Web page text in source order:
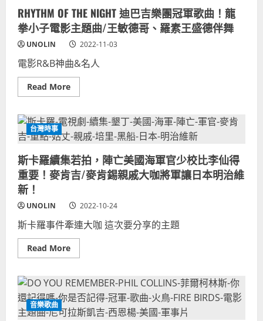
突
國
軍
官
將
死
犧
牲
軍
量
清
單！
洛
《昨
夜
情
深》
影
主
題
曲
IF
A
HEART
神
曲,
約
翰
威
特
歌
曲
RHYTHM OF THE NIGHT 迪巴吉樂團冠軍歌曲！龍
拳小子電影主題曲/王敏德哥、羅素王盛德伴舞
UNOLIN 2022-11-03
電影R&B神曲&名人
Read MoreRead
more
OF
THE
NIGHT
迪
巴
吉
樂
團
歌
曲！
龍
拳
子
電
影
曲/
王
敏
德
哥、
台灣時事
斯卡羅續集若拍，陣亡美國海軍官少校比李仙得
重要！麥肯吉/麥肯錫親戚大咖將軍讓日本明治維
新！
UNOLIN 2022-10-24
斯卡羅事件牽連大咖 這次要分享的主題
Read MoreRead
more
卡
羅
續
集
若
音樂歌曲